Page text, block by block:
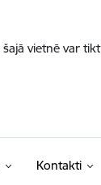
vietnē var
Kontakti